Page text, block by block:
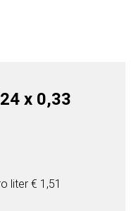
x 0,33
liter € 1,51